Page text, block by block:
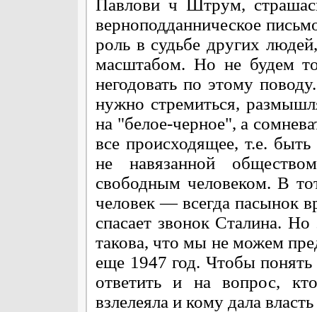
Павлови ч Штрум,
верноподданническое
роль в судьбе других
масштабом. Но не будем
негодовать по этому
нужно стремиться,
на "белое-черное", а
все происходящее, т.е.
не навязанной
свободным человеком. В
человек — всегда пасынок
спасает звонок Сталина.
такова, что мы не можем
еще 1947 год. Чтобы
ответить и на вопрос,
взлелеяла и кому дала